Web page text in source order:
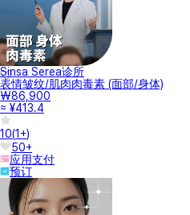
Sinsa Serea诊所
表情皱纹/肌肉肉毒素 (面部/身体)
₩86,900
≈ ¥413.4
10(1+)
50+
应用支付
预订